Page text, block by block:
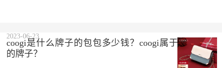
coogi是什么牌子的包包多少钱？coogi属于什么档次
的牌子？
2023-06-23